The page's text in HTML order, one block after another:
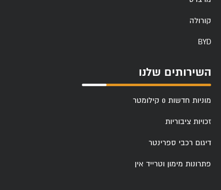
קורולה
BYD
השירותים שלנו
מוניות חדשות 0 קילומטר
זכויות ציבוריות
דיגום רכבי ספרינטר
פתרונות מימון וטרייד אין